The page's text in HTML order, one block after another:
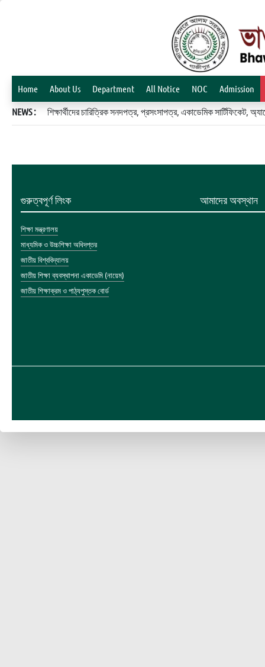
Home About Us Department All Notice NOC Admission
NEWS : শিক্ষার্থীদের চারিত্রিক সনদপত্র, প্রসংসাপত্র, একাডেমিক
গুরুত্বপূর্ণ লিংক
শিক্ষা মন্ত্রণালয়
মাধ্যমিক ও উচ্চশিক্ষা অধিদপ্তর
জাতীয় বিশ্ববিদ্যালয়
জাতীয় শিক্ষা ব্যবস্থাপনা একাডেমি (নায়েম)
জাতীয় শিক্ষাক্রম ও পাঠ্যপুস্তক বোর্ড
আমাদের অবস্থান